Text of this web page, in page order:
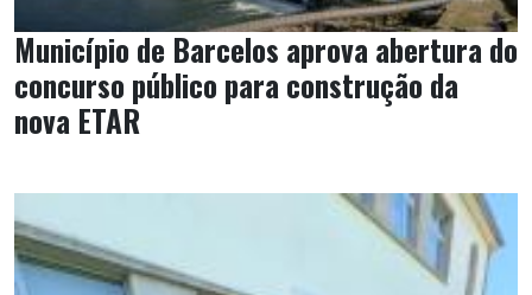
Município de Barcelos aprova abertura do
concurso público para construção da
nova ETAR